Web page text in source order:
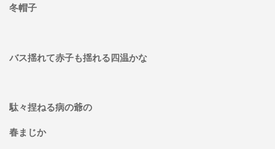
冬帽子
バス揺れて赤子も揺れる四温かな
駄々捏ねる病の爺の
春まじか